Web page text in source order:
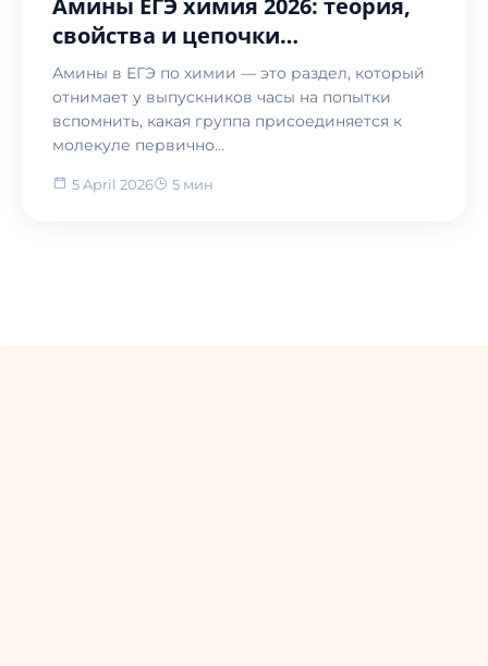
Амины ЕГЭ химия 2026: теория,
свойства и цепочки
превращений
Амины в ЕГЭ по химии — это раздел, который
отнимает у выпускников часы на попытки
вспомнить, какая группа присоединяется к
молекуле первично...
5 April 2026 5 мин